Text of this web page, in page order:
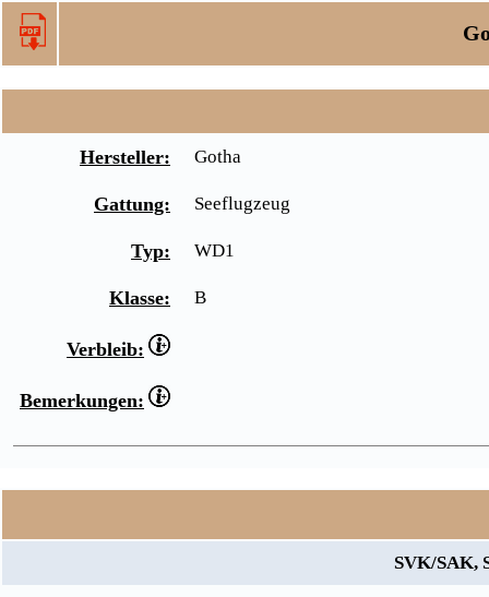
Hersteller: Gotha
Gattung: Seeflugzeug
Typ: WD1
Klasse: B
Verbleib:
Bemerkungen:
SVK/SAK,